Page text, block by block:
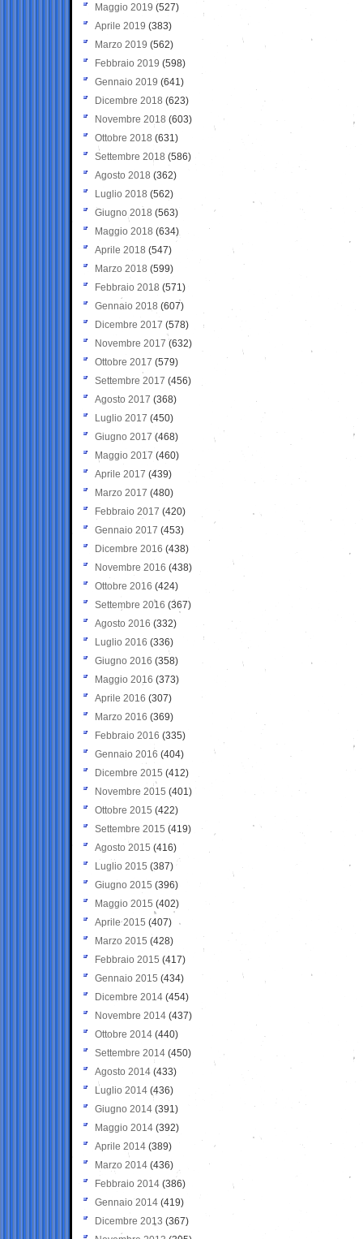
Maggio 2019 (527)
Aprile 2019 (383)
Marzo 2019 (562)
Febbraio 2019 (598)
Gennaio 2019 (641)
Dicembre 2018 (623)
Novembre 2018 (603)
Ottobre 2018 (631)
Settembre 2018 (586)
Agosto 2018 (362)
Luglio 2018 (562)
Giugno 2018 (563)
Maggio 2018 (634)
Aprile 2018 (547)
Marzo 2018 (599)
Febbraio 2018 (571)
Gennaio 2018 (607)
Dicembre 2017 (578)
Novembre 2017 (632)
Ottobre 2017 (579)
Settembre 2017 (456)
Agosto 2017 (368)
Luglio 2017 (450)
Giugno 2017 (468)
Maggio 2017 (460)
Aprile 2017 (439)
Marzo 2017 (480)
Febbraio 2017 (420)
Gennaio 2017 (453)
Dicembre 2016 (438)
Novembre 2016 (438)
Ottobre 2016 (424)
Settembre 2016 (367)
Agosto 2016 (332)
Luglio 2016 (336)
Giugno 2016 (358)
Maggio 2016 (373)
Aprile 2016 (307)
Marzo 2016 (369)
Febbraio 2016 (335)
Gennaio 2016 (404)
Dicembre 2015 (412)
Novembre 2015 (401)
Ottobre 2015 (422)
Settembre 2015 (419)
Agosto 2015 (416)
Luglio 2015 (387)
Giugno 2015 (396)
Maggio 2015 (402)
Aprile 2015 (407)
Marzo 2015 (428)
Febbraio 2015 (417)
Gennaio 2015 (434)
Dicembre 2014 (454)
Novembre 2014 (437)
Ottobre 2014 (440)
Settembre 2014 (450)
Agosto 2014 (433)
Luglio 2014 (436)
Giugno 2014 (391)
Maggio 2014 (392)
Aprile 2014 (389)
Marzo 2014 (436)
Febbraio 2014 (386)
Gennaio 2014 (419)
Dicembre 2013 (367)